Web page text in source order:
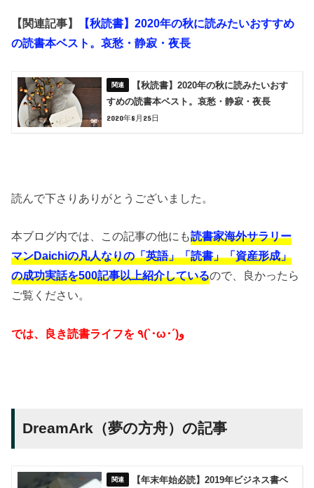
【関連記事】
【秋読書】2020年の秋に読みたいおすすめ
の読書本ベスト。哀愁・静寂・夜長
【秋読書】2020年の秋に読みたいおす
すめの読書本ベスト。哀愁・静寂・夜長
2020年8月25日
読んで下さりありがとうございました。
本ブログ内では、この記事の他にも読書家海外サラリー
マンDaichiの凡人なりの「英語」「読書」「資産形成」
の成功実話を500記事以上紹介しているので、良かったら
ご覧ください。
では、良き読書ライフを ٩(`･ω･´)و
DreamArk（夢の方舟）の記事
【年末年始必読】2019年ビジネス書ベ